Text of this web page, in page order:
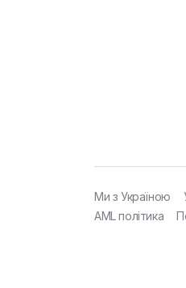
Ми з Україною
AML політика